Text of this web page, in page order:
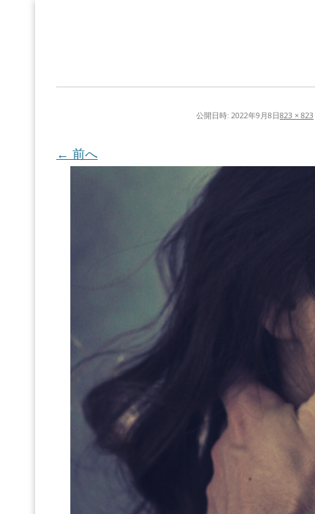
公開日時: 2022年9月8日823 × 823
← 前へ